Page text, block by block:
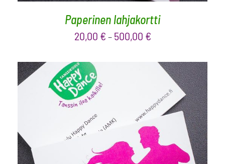
Paperinen lahjakortti
20,00 € – 500,00 €
LISÄÄ OSTOSKORIIN / LISÄTIEDOT